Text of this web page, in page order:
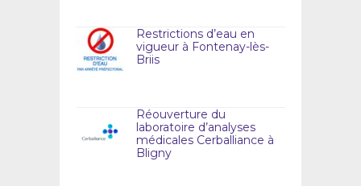
Restrictions d’eau en
vigueur à Fontenay-lès-
Briis
Réouverture du
laboratoire d’analyses
médicales Cerballiance à
Bligny